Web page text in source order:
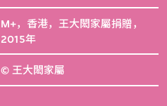
M+，香港，王大閎家屬捐贈，
2015年
© 王大閎家屬